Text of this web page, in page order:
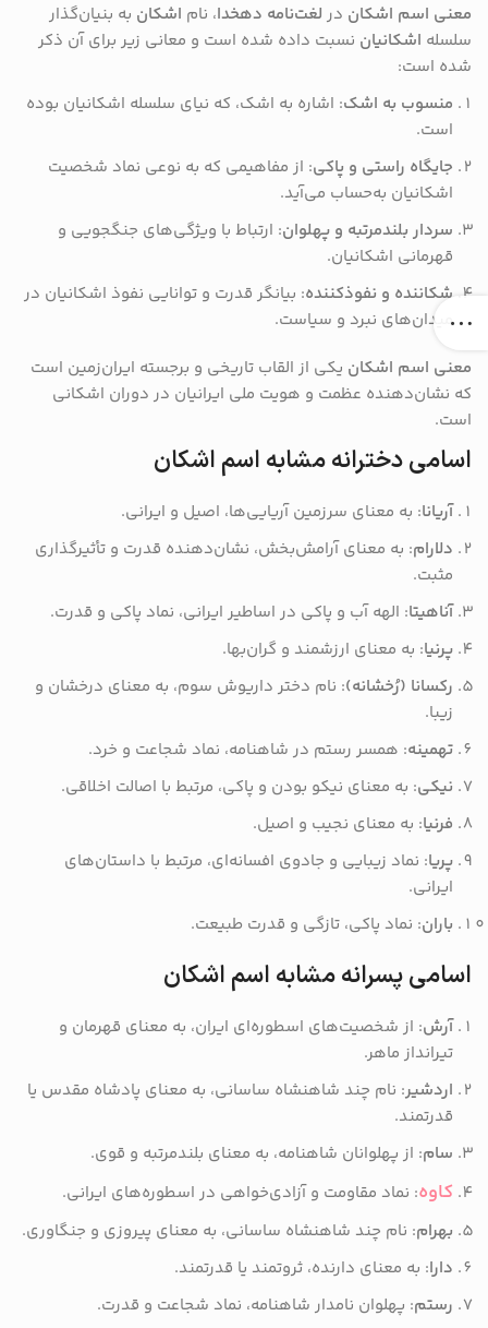
معنی اسم اشکان در لغت‌نامه دهخدا، نام اشکان به بنیان‌گذار
سلسله اشکانیان نسبت داده شده است و معانی زیر برای آن ذکر
شده است:
منسوب به اشک: اشاره به اشک، که نیای سلسله اشکانیان بوده
است.
جایگاه راستی و پاکی: از مفاهیمی که به نوعی نماد شخصیت
اشکانیان به‌حساب می‌آید.
سردار بلندمرتبه و پهلوان: ارتباط با ویژگی‌های جنگجویی و
قهرمانی اشکانیان.
شکاننده و نفوذکننده: بیانگر قدرت و توانایی نفوذ اشکانیان در
میدان‌های نبرد و سیاست.
معنی اسم اشکان یکی از القاب تاریخی و برجسته ایران‌زمین است
که نشان‌دهنده عظمت و هویت ملی ایرانیان در دوران اشکانی
است.
اسامی دخترانه مشابه اسم اشکان
آریانا: به معنای سرزمین آریایی‌ها، اصیل و ایرانی.
دلارام: به معنای آرامش‌بخش، نشان‌دهنده قدرت و تأثیرگذاری
مثبت.
آناهیتا: الهه آب و پاکی در اساطیر ایرانی، نماد پاکی و قدرت.
پرنیا: به معنای ارزشمند و گران‌بها.
رکسانا (رُخشانه): نام دختر داریوش سوم، به معنای درخشان و
زیبا.
تهمینه: همسر رستم در شاهنامه، نماد شجاعت و خرد.
نیکی: به معنای نیکو بودن و پاکی، مرتبط با اصالت اخلاقی.
فرنیا: به معنای نجیب و اصیل.
پریا: نماد زیبایی و جادوی افسانه‌ای، مرتبط با داستان‌های
ایرانی.
باران: نماد پاکی، تازگی و قدرت طبیعت.
اسامی پسرانه مشابه اسم اشکان
آرش: از شخصیت‌های اسطوره‌ای ایران، به معنای قهرمان و
تیرانداز ماهر.
اردشیر: نام چند شاهنشاه ساسانی، به معنای پادشاه مقدس یا
قدرتمند.
سام: از پهلوانان شاهنامه، به معنای بلندمرتبه و قوی.
کاوه: نماد مقاومت و آزادی‌خواهی در اسطوره‌های ایرانی.
بهرام: نام چند شاهنشاه ساسانی، به معنای پیروزی و جنگاوری.
دارا: به معنای دارنده، ثروتمند یا قدرتمند.
رستم: پهلوان نامدار شاهنامه، نماد شجاعت و قدرت.